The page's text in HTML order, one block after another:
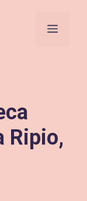
Menú
Ripio,